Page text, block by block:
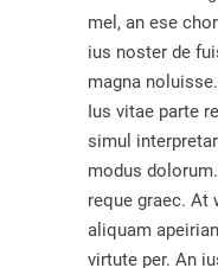
mel, an ese
ius noster de
magna
Ius vitae parte
simul
modus
reque graec. At
aliquam
virtute per. An